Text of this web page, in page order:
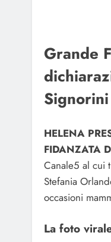
Grande
Signorini
HELENA
FIDANZATA
Canale5 al cui
Stefania
occasioni
La foto